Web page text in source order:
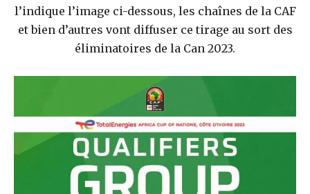
l’indique l’image ci-dessous, les chaînes de la CAF
et bien d’autres vont diffuser ce tirage au sort des
éliminatoires de la Can 2023.